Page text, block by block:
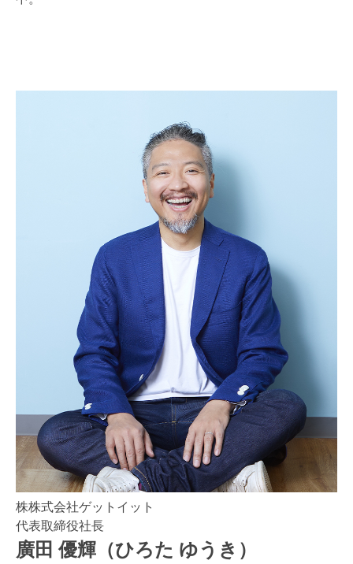
株株式会社ゲットイット
代表取締役社長
廣田 優輝（ひろた ゆうき）